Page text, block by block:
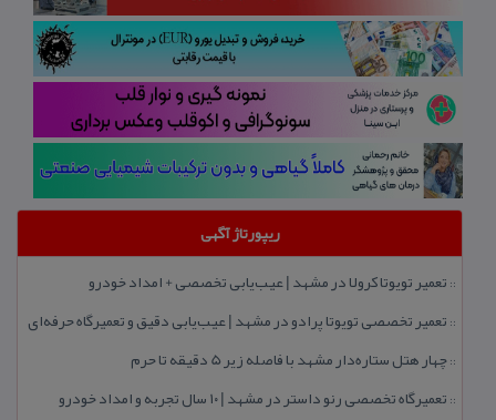
ریپورتاژ آگهی
:: تعمیر تویوتا كرولا در مشهد | عیب‌یابی تخصصی + امداد خودرو
:: تعمیر تخصصی تویوتا پرادو در مشهد | عیب‌یابی دقیق و تعمیرگاه حرفه‌ای
::چهار هتل‌ ستاره‌دار مشهد با فاصله زیر 5 دقیقه تا حرم
:: تعمیرگاه تخصصی رنو داستر در مشهد | ۱۰ سال تجربه و امداد خودرو